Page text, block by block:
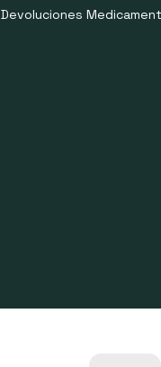
Devoluciones